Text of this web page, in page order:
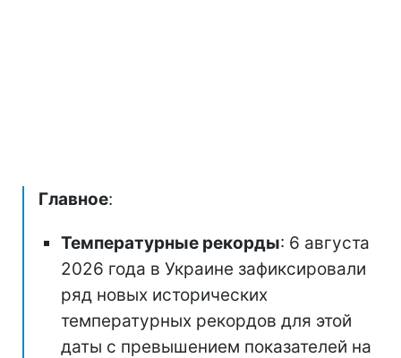
Главное:
Температурные рекорды: 6 августа
2026 года в Украине зафиксировали
ряд новых исторических
температурных рекордов для этой
даты с превышением показателей на